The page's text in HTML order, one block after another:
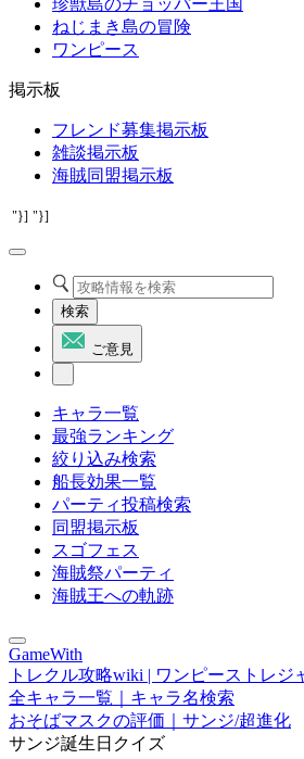
珍獣島のチョッパー王国
ねじまき島の冒険
ワンピース
掲示板
フレンド募集掲示板
雑談掲示板
海賊同盟掲示板
"}] "}]
検索
ご意見
キャラ一覧
最強ランキング
絞り込み検索
船長効果一覧
パーティ投稿検索
同盟掲示板
スゴフェス
海賊祭パーティ
海賊王への軌跡
GameWith
トレクル攻略wiki | ワンピーストレジ
全キャラ一覧｜キャラ名検索
おそばマスクの評価｜サンジ/超進化
サンジ誕生日クイズ